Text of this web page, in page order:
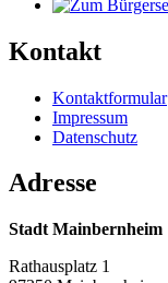
Kontakt
Kontaktformular
Impressum
Datenschutz
Adresse
Stadt Mainbernheim
Rathausplatz 1